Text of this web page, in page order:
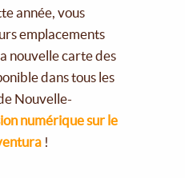
année, vous
emplacements
nouvelle carte des
dans tous les
Nouvelle-
numérique sur le
!